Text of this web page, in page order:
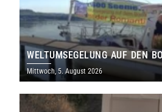
WELTUMSEGELUNG AUF DEN
Mittwoch, 5. August 2026